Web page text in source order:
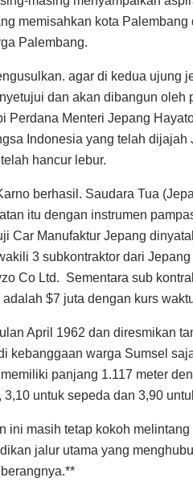
memisahkan kota
Palembang.
agar di kedua ujung
dan akan dibangun
Perdana Menteri Jepang
Indonesia yang telah
hancur lebur.
berhasil. Saudara Tua
itu dengan instrumen
Car Manufaktur Jepang
3 subkontraktor dari
Co Ltd. Sementara sub
$7 juta dengan kurs
April 1962 dan diresmikan
kebanggaan warga Sumsel
panjang 1.117 meter
3,10 untuk sepeda dan 3,90
ini masih tetap kokoh
jalur utama yang